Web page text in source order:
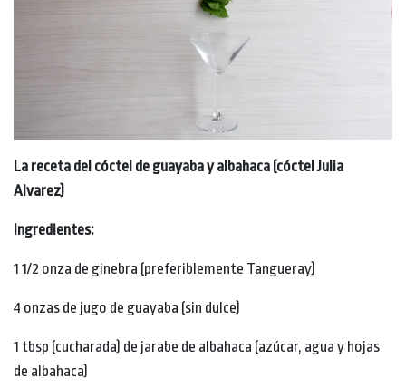
La receta del cóctel de guayaba y albahaca (cóctel Julia
Alvarez)
Ingredientes:
1 1/2 onza de ginebra (preferiblemente Tangueray)
4 onzas de jugo de guayaba (sin dulce)
1 tbsp (cucharada) de jarabe de albahaca (azúcar, agua y hojas
de albahaca)